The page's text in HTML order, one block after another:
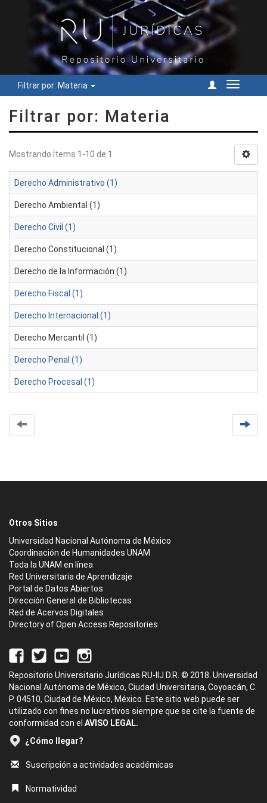
Filtrar por: Materia
Cambiar
Filtrar por: Materia
Mostrando ítems 1-10 de 1
Derecho Administrativo (1)
Derecho Ambiental (1)
Derecho Civil (1)
Derecho Constitucional (1)
Derecho de la Información (1)
Derecho Fiscal (1)
Derecho Internacional (1)
Derecho Mercantil (1)
Derecho Penal (1)
Derecho Procesal (1)
Otros Sitios
Universidad Nacional Autónoma de México
Coordinación de Humanidades UNAM
Toda la UNAM en línea
Red Universitaria de Aprendizaje
Portal de Datos Abiertos
Dirección General de Bibliotecas
Red de Acervos Digitales
Directory of Open Access Repositories
Repositorio Universitario Jurídicas RU-IIJ D.R. © 2018. Universidad
Nacional Autónoma de México, Ciudad Universitaria, Coyoacán, C.
P. 04510, Ciudad de México, México. Este sitio web puede ser
utilizado con fines no lucrativos siempre que se cite la fuente de
conformidad con el AVISO LEGAL.
¿Cómo llegar?
Suscripción a actividades académicas
Normatividad